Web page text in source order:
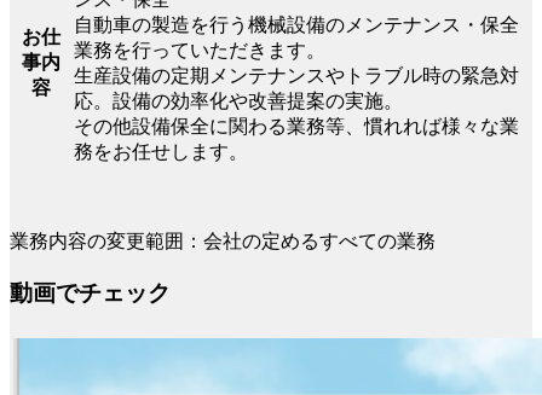
お仕
事内
容
自動車の製造を行う機械設備のメンテナンス・保全
業務を行っていただきます。
生産設備の定期メンテナンスやトラブル時の緊急対
応。設備の効率化や改善提案の実施。
その他設備保全に関わる業務等、慣れれば様々な業
務をお任せします。
業務内容の変更範囲：会社の定めるすべての業務
動画でチェック